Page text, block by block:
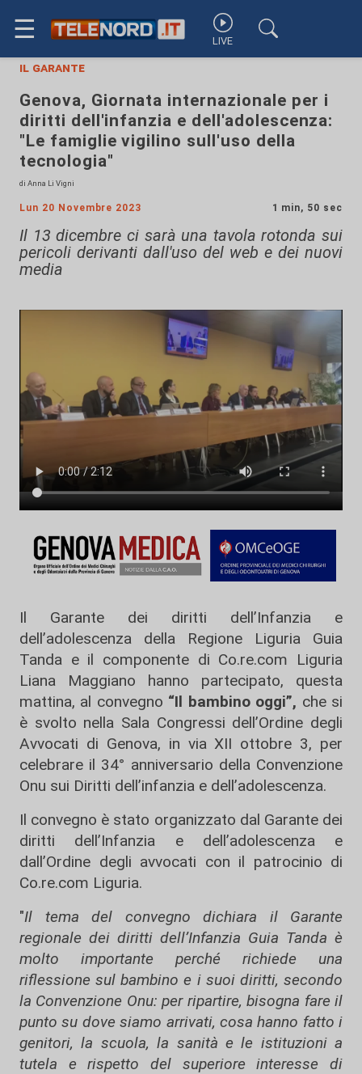
☰ LIVE
il garante
Genova, Giornata internazionale per i
diritti dell'infanzia e dell'adolescenza:
"Le famiglie vigilino sull'uso della
tecnologia"
di Anna Li Vigni
Lun 20 Novembre 2023 1 min, 50 sec
Il 13 dicembre ci sarà una tavola rotonda sui
pericoli derivanti dall'uso del web e dei nuovi
media
Il Garante dei diritti dell’Infanzia e
dell’adolescenza della Regione Liguria Guia
Tanda e il componente di Co.re.com Liguria
Liana Maggiano hanno partecipato, questa
mattina, al convegno “Il bambino oggi”, che si
è svolto nella Sala Congressi dell’Ordine degli
Avvocati di Genova, in via XII ottobre 3, per
celebrare il 34° anniversario della Convenzione
Onu sui Diritti dell’infanzia e dell’adolescenza.
Il convegno è stato organizzato dal Garante dei
diritti dell’Infanzia e dell’adolescenza e
dall’Ordine degli avvocati con il patrocinio di
Co.re.com Liguria.
"Il tema del convegno dichiara il Garante
regionale dei diritti dell’Infanzia Guia Tanda è
molto importante perché richiede una
riflessione sul bambino e i suoi diritti, secondo
la Convenzione Onu: per ripartire, bisogna fare il
punto su dove siamo arrivati, cosa hanno fatto i
genitori, la scuola, la sanità e le istituzioni a
tutela e rispetto del superiore interesse di